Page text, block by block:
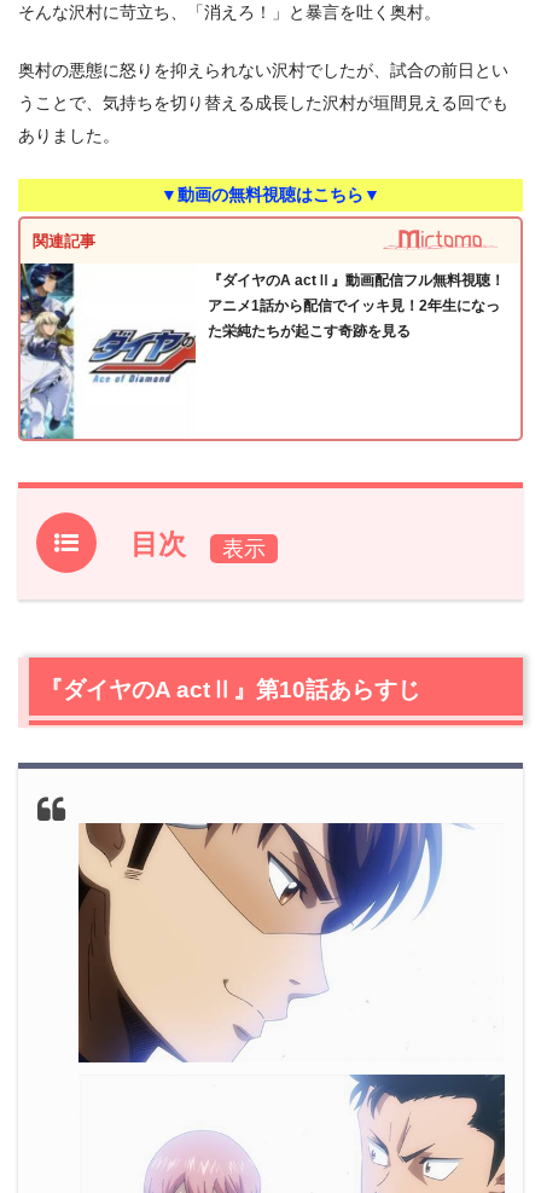
そんな沢村に苛立ち、「消えろ！」と暴言を吐く奥村。
奥村の悪態に怒りを抑えられない沢村でしたが、試合の前日とい
うことで、気持ちを切り替える成長した沢村が垣間見える回でも
ありました。
▼動画の無料視聴はこちら▼
関連記事
『ダイヤのA actⅡ』動画配信フル無料視聴！
アニメ1話から配信でイッキ見！2年生になっ
た栄純たちが起こす奇跡を見る
目次
1.『ダイヤのA actⅡ』第10話あらすじ
2.1奥村vs沢村
2.2帝東vs鵜久森
3.
3.1 鵜久森vs帝東の結末
『ダイヤのA actⅡ』今後の考察
結城将司の二打席目
『ダイヤのA actⅡ』第10話あらすじ・ネタバレ感想ま
『ダイヤのA actⅡ』第10話あらすじ